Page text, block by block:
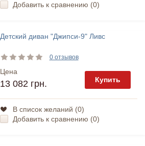
Добавить к сравнению (0)
Детский диван "Джипси-9" Ливс
0 отзывов
Цена
13 082 грн. Купить
В список желаний (0)
Добавить к сравнению (0)